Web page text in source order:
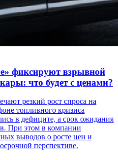
фиксируют взрывной
что будет с ценами?
резкий рост спроса на
топливного кризиса
в дефиците, а срок ожидания
При этом в компании
выводов о росте цен и
перспективе.